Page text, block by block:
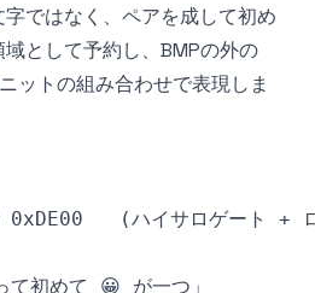
ではなく、ペアを成して初め
として予約し、BMPの外の
ットの組み合わせで表現しま